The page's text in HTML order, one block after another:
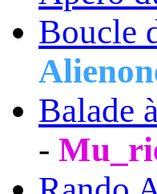
Boucle
Balade
-